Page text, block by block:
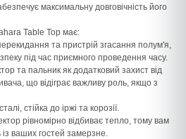
максимальну довговічність його
Table Top має:
та пристрій згасання полум'я,
під час приємного проведення часу.
та пальник як додатковий захист від
що відіграє важливу роль, якщо з
стійка до іржі та корозії.
рівномірно відбиває тепло, тому вам
ваших гостей замерзне.